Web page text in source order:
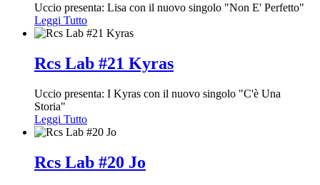
Uccio presenta: Lisa con il nuovo singolo "Non E' Perfetto"
Leggi Tutto
Rcs Lab #21 Kyras
Uccio presenta: I Kyras con il nuovo singolo "C'è Una
Storia"
Leggi Tutto
Rcs Lab #20 Jo